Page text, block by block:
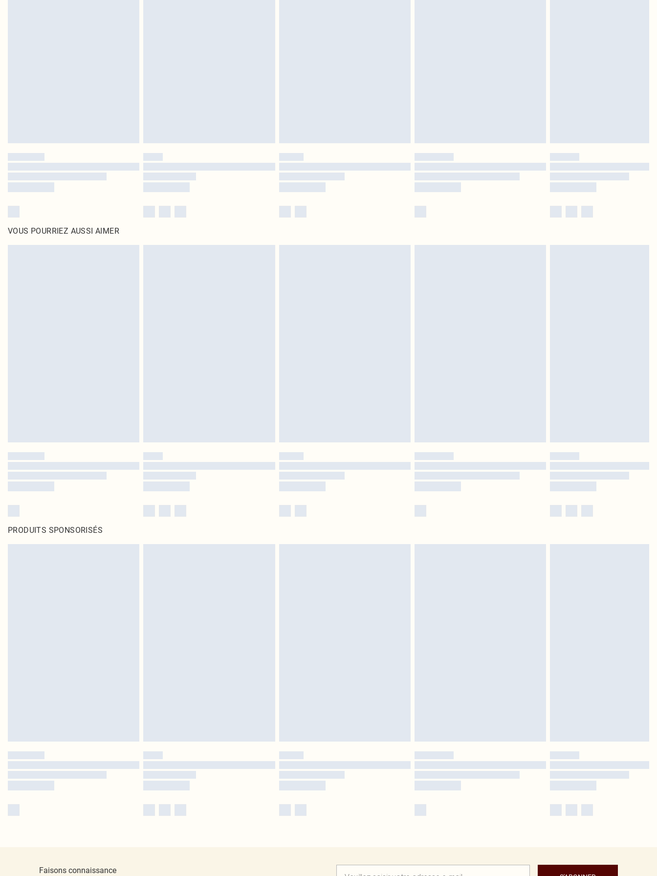
VOUS POURRIEZ AUSSI AIMER
PRODUITS SPONSORISÉS
Faisons connaissance